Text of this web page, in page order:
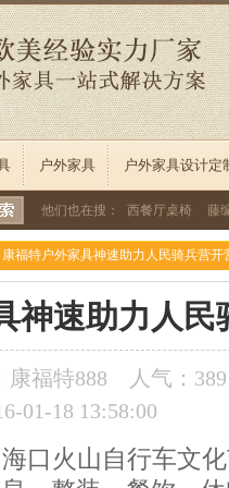
户外家具 户外家具设计定
他们也在搜： 西餐厅桌椅 藤
康福特户外家具神速助力人民骑兵营开
神速助力人民
康福特888 人气： 389
01-18 13:58:00
口火山自行车文